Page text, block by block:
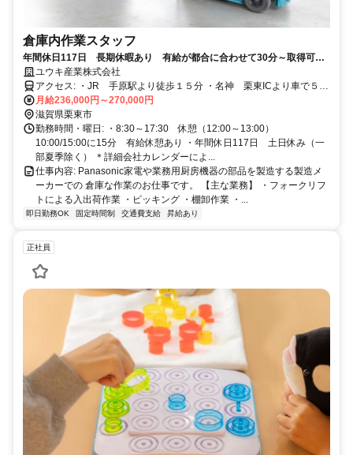
倉庫内作業スタッフ
年間休日117日 長期休暇あり 有給が都合に合わせて30分～取得可能
☆ユウキ産業株式会社
アクセス: ・JR 手原駅より徒歩１５分 ・名神 栗東ICより車で５
分 マイカー通勤可 無料駐車場完備
月給236,000円～270,000円
滋賀県栗東市
勤務時間・曜日: ・8:30～17:30 休憩（12:00～13:00）
10:00/15:00に15分 有給休憩あり ・年間休日117日 土日休み（一
部夏季除く） ＊詳細会社カレンダーによ...
仕事内容: Panasonic家電や業務用厨房機器の部品を製造する製造メ
ーカーでの 倉庫な作業のお仕事です。 【主な業務】 ・フォークリフ
トによる入出荷作業 ・ピッキング ・棚卸作業 ・...
即日勤務OK 固定時間制 交通費支給 昇給あり
正社員